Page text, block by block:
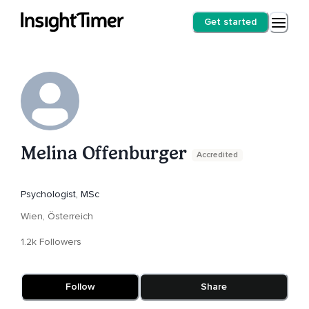
Get started
Melina Offenburger Accredited
Psychologist, MSc
Wien, Österreich
1.2k Followers
Follow Share